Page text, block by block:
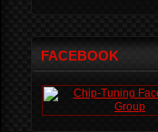
FACEBOOK